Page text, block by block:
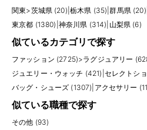
関東>茨城県 (20) 栃木県 (35) |群馬県 (20)
東京都 (1380) 神奈川県 (314) 山梨県 (6)
似ているカテゴリで探す
ファッション (2725)>ラグジュアリー
ジュエリー・ウォッチ (421) セレクトシ
バッグ・シューズ (1307) アクセサリー
似ている職種で探す
その他 (93)